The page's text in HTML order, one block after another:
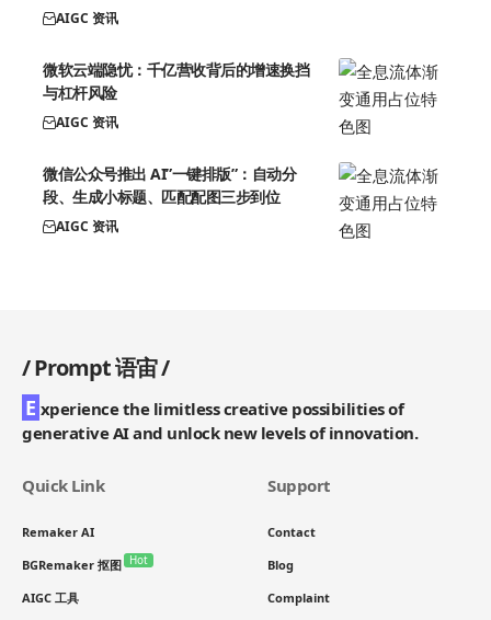
AIGC 资讯
微软云端隐忧：千亿营收背后的增速换挡
与杠杆风险
AIGC 资讯
微信公众号推出 AI”一键排版”：自动分
段、生成小标题、匹配配图三步到位
AIGC 资讯
/Prompt 语宙/
E xperience the limitless creative possibilities of
generative AI and unlock new levels of innovation.
Quick Link
Remaker AI
BGRemaker 抠图 Hot
AIGC 工具
Support
Contact
Blog
Complaint